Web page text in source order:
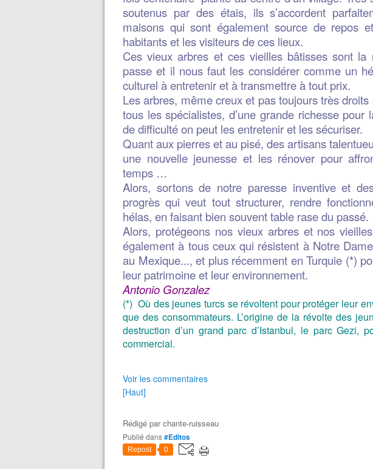
soutenus par des étais, ils s’accordent
maisons qui sont également source de repos
habitants et les visiteurs de ces lieux.
Ces vieux arbres et ces vieilles bâtisses sont
passe et il nous faut les considérer comme un
culturel à entretenir et à transmettre à tout prix.
Les arbres, même creux et pas toujours très
tous les spécialistes, d’une grande richesse pour
de difficulté on peut les entretenir et les sécuriser.
Quant aux pierres et au pisé, des artisans
une nouvelle jeunesse et les rénover pour
temps …
Alors, sortons de notre paresse inventive et
progrès qui veut tout structurer, rendre
hélas, en faisant bien souvent table rase du passé.
Alors, protégeons nos vieux arbres et nos
également à tous ceux qui résistent à Notre
au Mexique..., et plus récemment en Turquie (*)
leur patrimoine et leur environnement.
Antonio Gonzalez
(*) Où des jeunes turcs se révoltent pour protéger leur
que des consommateurs. L’origine de la révolte des
destruction d’un grand parc d’Istanbul, le parc Gezi,
commercial.
Voir les commentaires
[Haut]
Rédigé parchante-ruisseau
Publié dans#Editos
Repost 0